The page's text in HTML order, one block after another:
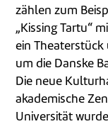
zählen zum
„Kissing Tartu“
ein Theaterstück
um die Danske
Die neue
akademische
Universität